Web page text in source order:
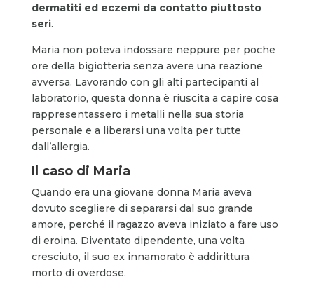
dermatiti ed eczemi da contatto piuttosto
seri.
Maria non poteva indossare neppure per poche
ore della bigiotteria senza avere una reazione
avversa. Lavorando con gli alti partecipanti al
laboratorio, questa donna è riuscita a capire cosa
rappresentassero i metalli nella sua storia
personale e a liberarsi una volta per tutte
dall’allergia.
Il caso di Maria
Quando era una giovane donna Maria aveva
dovuto scegliere di separarsi dal suo grande
amore, perché il ragazzo aveva iniziato a fare uso
di eroina. Diventato dipendente, una volta
cresciuto, il suo ex innamorato è addirittura
morto di overdose.